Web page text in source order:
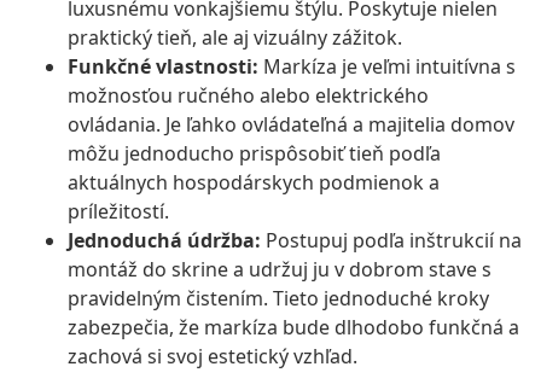
luxusnému vonkajšiemu štýlu. Poskytuje nielen
praktický tieň, ale aj vizuálny zážitok.
Funkčné vlastnosti: Markíza je veľmi intuitívna s
možnosťou ručného alebo elektrického
ovládania. Je ľahko ovládateľná a majitelia domov
môžu jednoducho prispôsobiť tieň podľa
aktuálnych hospodárskych podmienok a
príležitostí.
Jednoduchá údržba: Postupuj podľa inštrukcií na
montáž do skrine a udržuj ju v dobrom stave s
pravidelným čistením. Tieto jednoduché kroky
zabezpečia, že markíza bude dlhodobo funkčná a
zachová si svoj estetický vzhľad.